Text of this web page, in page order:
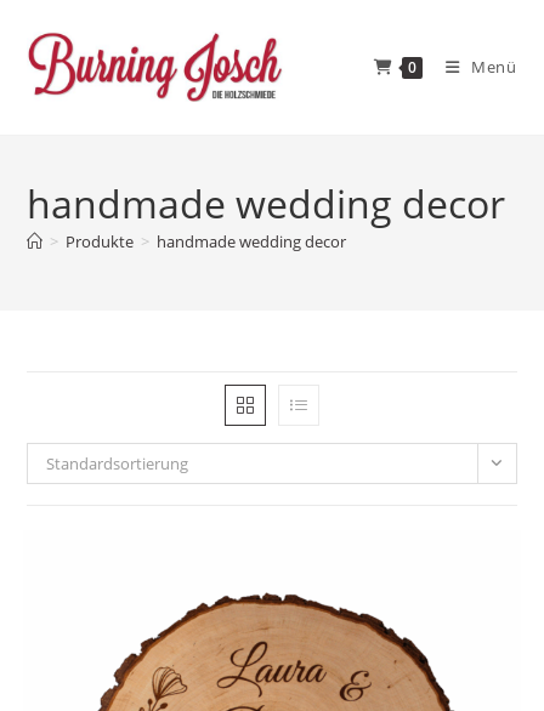
Inhalt
springen
0 Menü
handmade wedding decor
> Produkte > handmade wedding decor
Standardsortierung